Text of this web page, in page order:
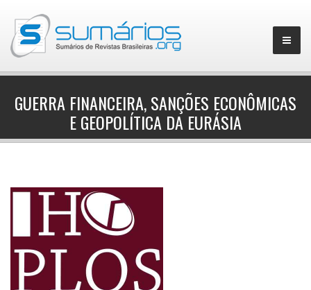
GUERRA FINANCEIRA, SANÇÕES ECONÔMICAS
E GEOPOLÍTICA DA EURÁSIA